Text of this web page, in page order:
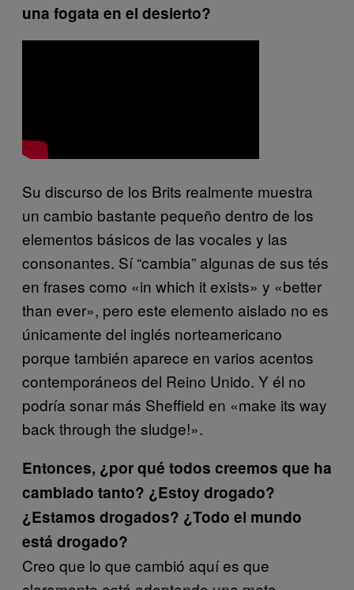
una fogata en el desierto?
Su discurso de los Brits realmente muestra
un cambio bastante pequeño dentro de los
elementos básicos de las vocales y las
consonantes. Sí “cambia” algunas de sus tés
en frases como «in which it exists» y «better
than ever», pero este elemento aislado no es
únicamente del inglés norteamericano
porque también aparece en varios acentos
contemporáneos del Reino Unido. Y él no
podría sonar más Sheffield en «make its way
back through the sludge!».
Entonces, ¿por qué todos creemos que ha
cambiado tanto? ¿Estoy drogado?
¿Estamos drogados? ¿Todo el mundo
está drogado?
Creo que lo que cambió aquí es que